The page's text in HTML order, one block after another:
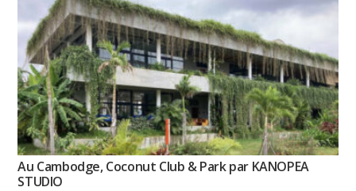
Au Cambodge, Coconut Club & Park par KANOPEA
STUDIO